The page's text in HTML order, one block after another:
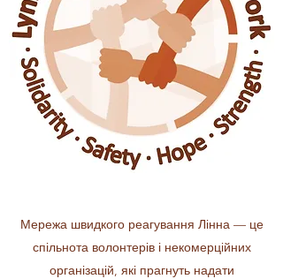
Мережа швидкого реагування Лінна — це
спільнота волонтерів і некомерційних
організацій, які прагнуть надати